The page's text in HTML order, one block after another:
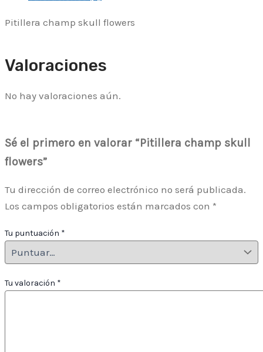
Pitillera champ skull flowers
Valoraciones
No hay valoraciones aún.
Sé el primero en valorar “Pitillera champ skull
flowers”
Tu dirección de correo electrónico no será publicada.
Los campos obligatorios están marcados con *
Tu puntuación *
Tu valoración *